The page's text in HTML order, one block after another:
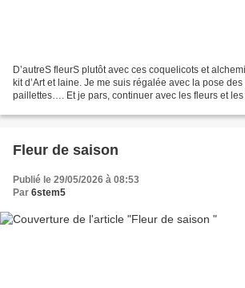
D’autreS fleurS plutôt avec ces coquelicots et
kit d’Art et laine. Je me suis régalée avec la pose
paillettes…. Et je pars, continuer avec les fleurs et les
Fleur de saison
Publié le 29/05/2026 à 08:53
Par 6stem5